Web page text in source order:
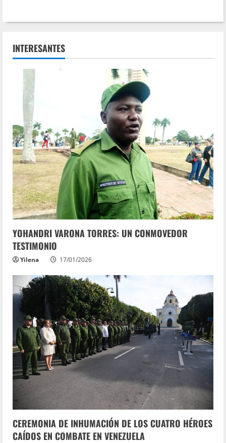
INTERESANTES
YOHANDRI VARONA TORRES: UN CONMOVEDOR
TESTIMONIO
Yilena 17/01/2026
CEREMONIA DE INHUMACIÓN DE LOS CUATRO HÉROES
CAÍDOS EN COMBATE EN VENEZUELA